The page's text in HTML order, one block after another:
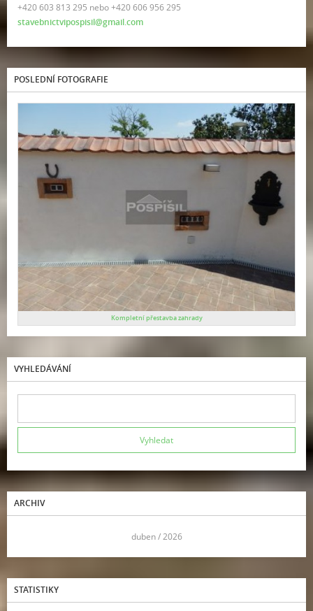
+420 603 813 295 nebo +420 606 956 295
stavebnictvipospisil@gmail.com
POSLEDNÍ FOTOGRAFIE
Kompletní přestavba zahrady
VYHLEDÁVÁNÍ
ARCHIV
duben / 2026
STATISTIKY